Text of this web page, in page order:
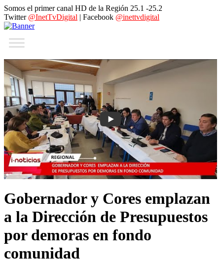
Somos el primer canal HD de la Región 25.1 -25.2
Twitter @InetTvDigital | Facebook @inettvdigital
Gobernador y Cores emplazan
a la Dirección de Presupuestos
por demoras en fondo
comunidad